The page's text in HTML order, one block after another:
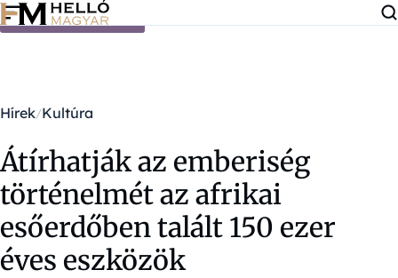
Ugrás a tartalomra
Hírek Kultúra
Átírhatják az emberiség
történelmét az afrikai
esőerdőben talált 150 ezer
éves eszközök